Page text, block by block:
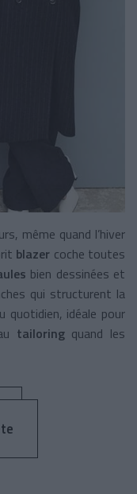
même quand l’hiver
blazer coche toutes
bien dessinées et
qui structurent la
quotidien, idéale pour
tailoring quand les